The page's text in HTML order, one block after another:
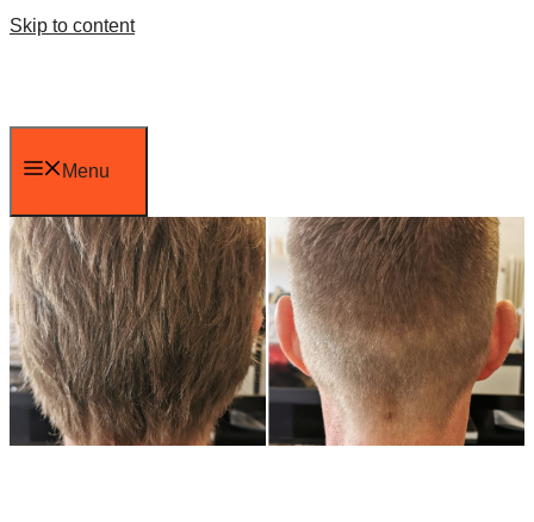
Skip to content
Menu